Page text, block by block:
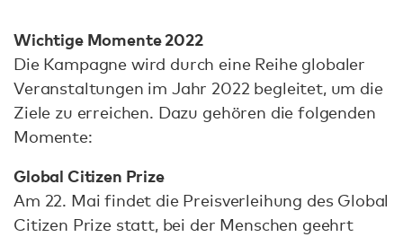
Wichtige Momente 2022
Die Kampagne wird durch eine Reihe globaler
Veranstaltungen im Jahr 2022 begleitet, um die
Ziele zu erreichen. Dazu gehören die folgenden
Momente:
Global Citizen Prize
Am 22. Mai findet die Preisverleihung des Global
Citizen Prize statt, bei der Menschen geehrt